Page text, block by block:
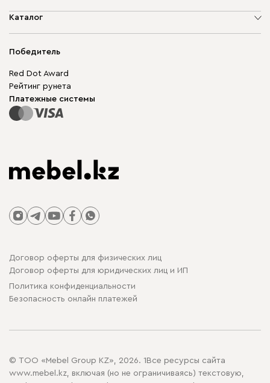
О компании
Гарантия
Для бизнеса
Карта сайта
Каталог
Корпусная мебель
Модульная мебель
Столы и стулья
Победитель
Red Dot Award
Рейтинг рунета
Платежные системы
Договор оферты для физических лиц
Договор оферты для юридических лиц и ИП
Политика конфиденциальности
Безопасность онлайн платежей
© ТОО «Mebel Group KZ», 2026. 1Все ресурсы сайта
www.mebel.kz, включая (но не ограничиваясь) текстовую,